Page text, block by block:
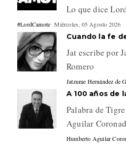
Lo que dice
#LordCamote Miércoles, 05 Agosto 2026
Cuando la fe
Jat escribe por
Romero
Jatzume Hernández de
A 100 años de
Palabra de
Aguilar
Humberto Aguilar